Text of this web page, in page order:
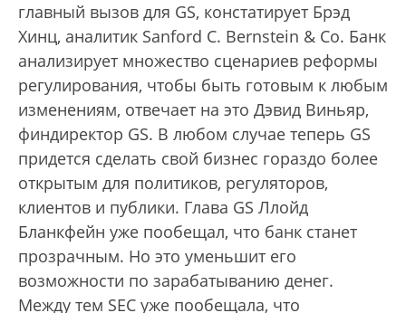
главный вызов для GS, констатирует Брэд
Хинц, аналитик Sanford C. Bernstein & Co. Банк
анализирует множество сценариев реформы
регулирования, чтобы быть готовым к любым
изменениям, отвечает на это Дэвид Виньяр,
финдиректор GS. В любом случае теперь GS
придется сделать свой бизнес гораздо более
открытым для политиков, регуляторов,
клиентов и публики. Глава GS Ллойд
Бланкфейн уже пообещал, что банк станет
прозрачным. Но это уменьшит его
возможности по зарабатыванию денег.
Между тем SEC уже пообещала, что